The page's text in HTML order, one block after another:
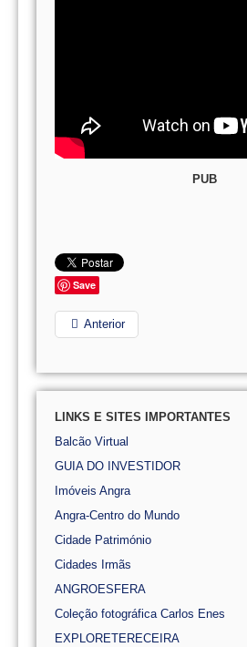
PUB
Save
Anterior
LINKS E SITES IMPORTANTES
Balcão Virtual
GUIA DO INVESTIDOR
Imóveis Angra
Angra-Centro do Mundo
Cidade Património
Cidades Irmãs
ANGROESFERA
Coleção fotográfica Carlos Enes
EXPLORETERECEIRA